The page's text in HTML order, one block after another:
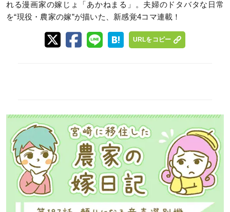
れる漫画家の嫁じょ「あかねまる」。夫婦のドタバタな日常
を“現役・農家の嫁”が描いた、新感覚4コマ連載！
URLをコピー